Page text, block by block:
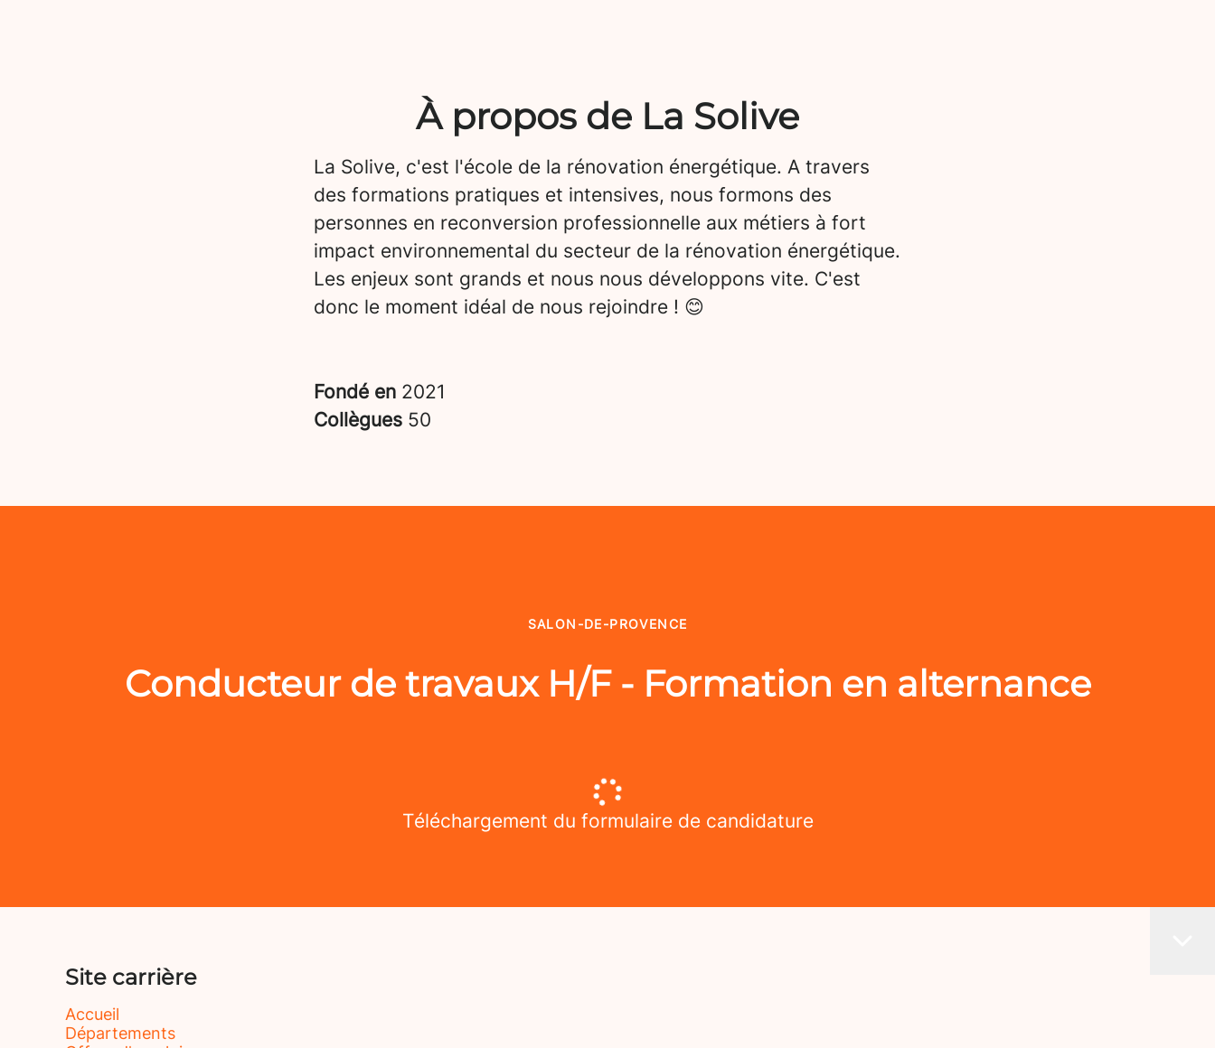
À propos de La Solive
La Solive, c'est l'école de la rénovation énergétique. A travers
des formations pratiques et intensives, nous formons des
personnes en reconversion professionnelle aux métiers à fort
impact environnemental du secteur de la rénovation énergétique.
Les enjeux sont grands et nous nous développons vite. C'est
donc le moment idéal de nous rejoindre ! 😊
Fondé en 2021
Collègues 50
SALON-DE-PROVENCE
Conducteur de travaux H/F - Formation en alternance
Téléchargement du formulaire de candidature
Site carrière
Accueil
Départements